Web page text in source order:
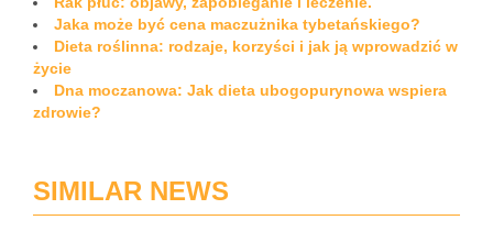
Jaka może być cena maczużnika tybetańskiego?
Dieta roślinna: rodzaje, korzyści i jak ją wprowadzić w
życie
Dna moczanowa: Jak dieta ubogopurynowa wspiera
zdrowie?
SIMILAR NEWS